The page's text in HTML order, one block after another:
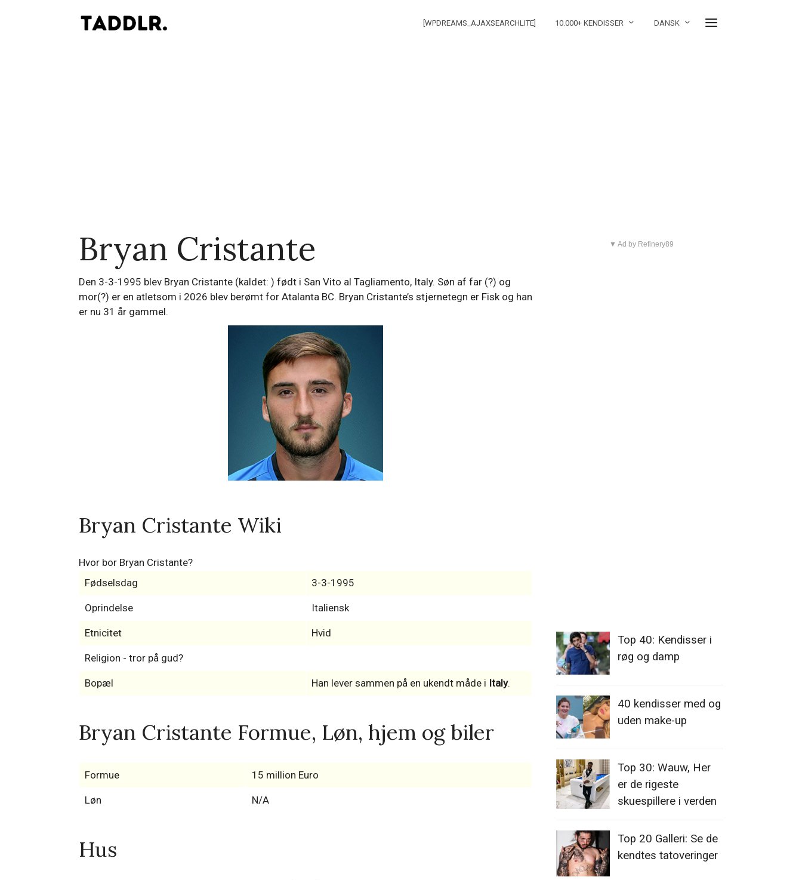
[WPDREAMS_AJAXSEARCHLITE] 10.000+ KENDISSER DANSK
Bryan Cristante
Den 3-3-1995 blev Bryan Cristante (kaldet: ) født i San Vito al Tagliamento, Italy. Søn af far (?) og
mor(?) er en atletsom i 2026 blev berømt for Atalanta BC. Bryan Cristante’s stjernetegn er Fisk og han
er nu 31 år gammel.
Bryan Cristante Wiki
Hvor bor Bryan Cristante?
Fødselsdag
3-3-1995
Oprindelse Italiensk
Etnicitet Hvid
Religion - tror på gud?
Bopæl Han lever sammen på en ukendt måde i Italy.
Bryan Cristante Formue, Løn, hjem og biler
Formue 15 million Euro
Løn N/A
Hus
▼ Ad by Refinery89
Top 40: Kendisser i
røg og damp
40 kendisser med og
uden make-up
Top 30: Wauw, Her
er de rigeste
skuespillere i verden
Top 20 Galleri: Se de
kendtes tatoveringer